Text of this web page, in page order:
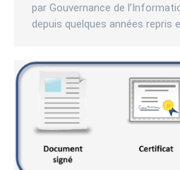
par Gouvernance de
depuis quelques années repris